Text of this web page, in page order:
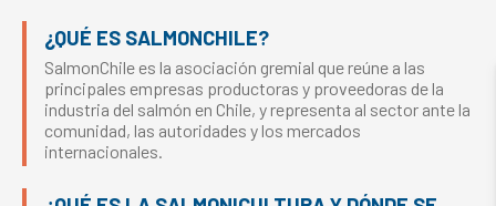
¿QUÉ ES SALMONCHILE?
SalmonChile es la asociación gremial que reúne a las
principales empresas productoras y proveedoras de la
industria del salmón en Chile, y representa al sector ante la
comunidad, las autoridades y los mercados
internacionales.